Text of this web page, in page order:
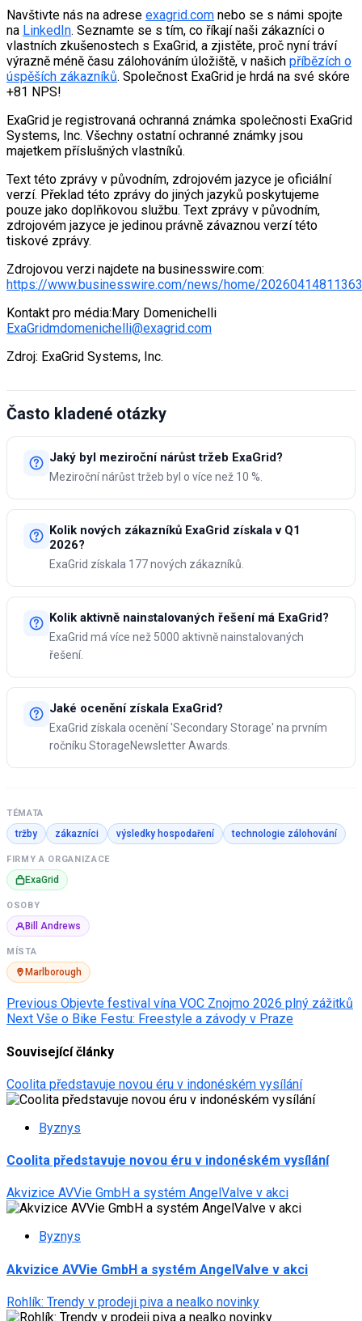
Navštivte nás na adrese exagrid.com nebo se s námi spojte
na LinkedIn. Seznamte se s tím, co říkají naši zákazníci o
vlastních zkušenostech s ExaGrid, a zjistěte, proč nyní tráví
výrazně méně času zálohováním úložiště, v našich příbězích o
úspěších zákazníků. Společnost ExaGrid je hrdá na své skóre
+81 NPS!
ExaGrid je registrovaná ochranná známka společnosti ExaGrid
Systems, Inc. Všechny ostatní ochranné známky jsou
majetkem příslušných vlastníků.
Text této zprávy v původním, zdrojovém jazyce je oficiální
verzí. Překlad této zprávy do jiných jazyků poskytujeme
pouze jako doplňkovou službu. Text zprávy v původním,
zdrojovém jazyce je jedinou právně závaznou verzí této
tiskové zprávy.
Zdrojovou verzi najdete na businesswire.com:
https://www.businesswire.com/news/home/
Kontakt pro média:Mary Domenichelli
ExaGridmdomenichelli@exagrid.com
Zdroj: ExaGrid Systems, Inc.
Často kladené otázky
Jaký byl meziroční nárůst tržeb ExaGrid?
Meziroční nárůst tržeb byl o více než 10 %.
Kolik nových zákazníků ExaGrid získala v Q1
2026?
ExaGrid získala 177 nových zákazníků.
Kolik aktivně nainstalovaných řešení má ExaGrid?
ExaGrid má více než 5000 aktivně nainstalovaných
řešení.
Jaké ocenění získala ExaGrid?
ExaGrid získala ocenění 'Secondary Storage' na prvním
ročníku StorageNewsletter Awards.
TÉMATA
tržby zákazníci výsledky hospodaření technologie zálohování
FIRMY A ORGANIZACE
ExaGrid
OSOBY
Bill Andrews
MÍSTA
Marlborough
Post
navigation
Previous Objevte festival vína VOC Znojmo 2026 plný zážitků
Next Vše o Bike Festu: Freestyle a závody v Praze
Související články
Coolita představuje novou éru v indonéském vysílání
Byznys
Coolita představuje novou éru v indonéském vysílání
Akvizice AVVie GmbH a systém AngelValve v akci
Byznys
Akvizice AVVie GmbH a systém AngelValve v akci
Rohlík: Trendy v prodeji piva a nealko novinky